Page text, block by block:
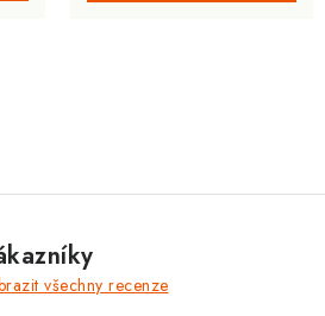
všechny recenze